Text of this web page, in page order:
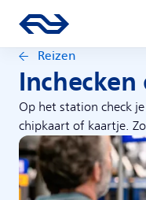
Hoofdnavigatie
Ga naar de homepage
Reizen
Op het station check
chipkaart of kaartje.